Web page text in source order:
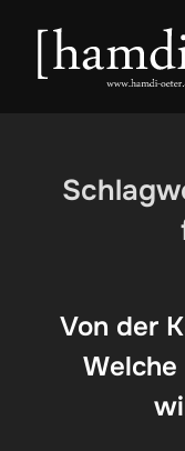
springen
Von der